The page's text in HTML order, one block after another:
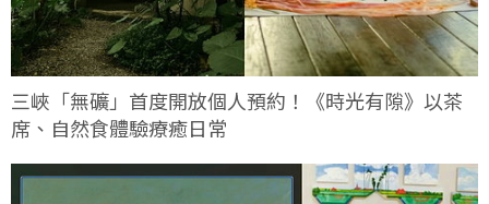
三峽「無礦」首度開放個人預約！《時光有隙》以茶
席、自然食體驗療癒日常